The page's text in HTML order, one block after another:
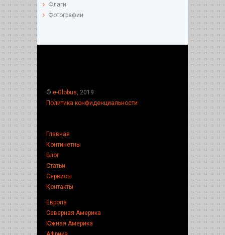
Флаги
Фотографии
© e-Globus , 2019
Политика конфиденциальности
Главная
Континетны
Блог
Статьи
Сервисы
Контакты
Европа
Северная Америка
Южная Америка